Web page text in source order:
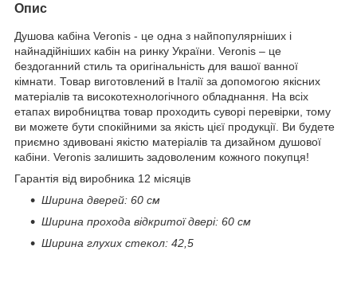
Опис
Душова кабіна Veronis - це одна з найпопулярніших і
найнадійніших кабін на ринку України. Veronis – це
бездоганний стиль та оригінальність для вашої ванної
кімнати. Товар виготовлений в Італії за допомогою якісних
матеріалів та високотехнологічного обладнання. На всіх
етапах виробництва товар проходить суворі перевірки, тому
ви можете бути спокійними за якість цієї продукції. Ви будете
приємно здивовані якістю матеріалів та дизайном душової
кабіни. Veronis залишить задоволеним кожного покупця!
Гарантія від виробника 12 місяців
Ширина дверей: 60 см
Ширина прохода відкритої двері: 60 см
Ширина глухих стекол: 42,5